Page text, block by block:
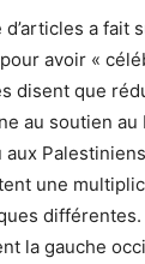
a fait
avoir «
disent que
au soutien au
une
différentes.
la gauche